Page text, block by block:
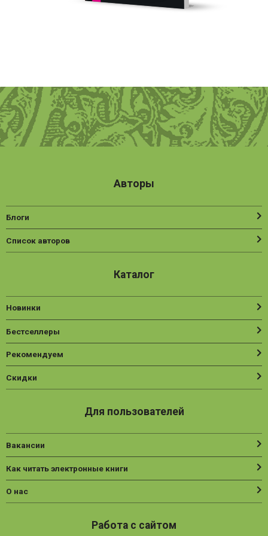
Авторы
Блоги
Список авторов
Каталог
Новинки
Бестселлеры
Рекомендуем
Скидки
Для пользователей
Вакансии
Как читать электронные книги
О нас
Работа с сайтом